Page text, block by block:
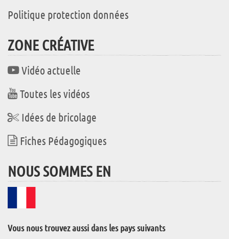
Politique protection données
ZONE CRÉATIVE
Vidéo actuelle
Toutes les vidéos
Idées de bricolage
Fiches Pédagogiques
NOUS SOMMES EN
Vous nous trouvez aussi dans les pays suivants